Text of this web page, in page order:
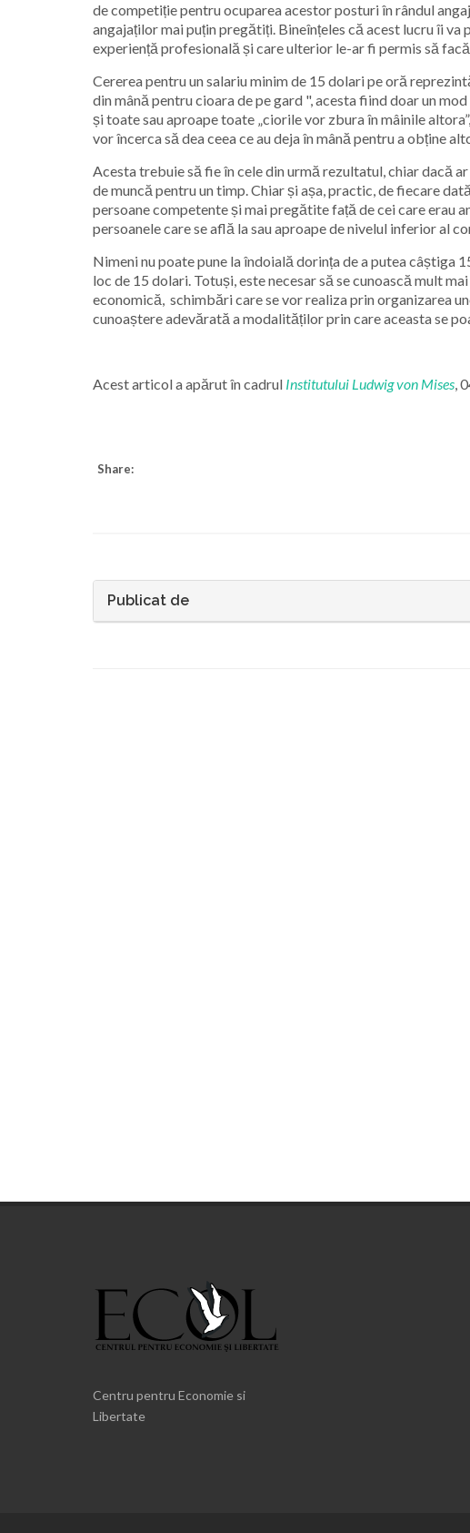
de competiție pentru ocuparea acestor posturi în rândul
angajaților mai puțin pregătiți. Bineînțeles că acest lucru îi
experiență profesională și care ulterior le-ar fi permis să
Cererea pentru un salariu minim de 15 dolari pe oră
din mână pentru cioara de pe gard ", acesta fiind doar un
și toate sau aproape toate „ciorile vor zbura în mâinile
vor încerca să dea ceea ce au deja în mână pentru a obține
Acesta trebuie să fie în cele din urmă rezultatul, chiar dacă
de muncă pentru un timp. Chiar și așa, practic, de fiecare
persoane competente și mai pregătite față de cei care erau
persoanele care se află la sau aproape de nivelul inferior al
Nimeni nu poate pune la îndoială dorința de a putea
loc de 15 dolari. Totuși, este necesar să se cunoască mult
economică, schimbări care se vor realiza prin organizarea
cunoaștere adevărată a modalităților prin care aceasta se
Acest articol a apărut în cadrul Institutului Ludwig von Mises,
Share:
Publicat de
Centru pentru Economie si
Libertate